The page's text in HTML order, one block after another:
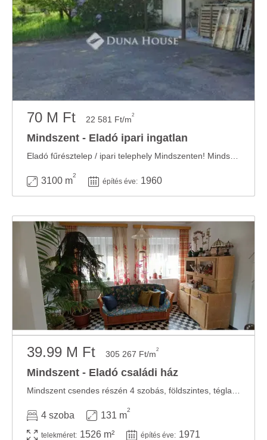
70 M Ft 22 581 Ft/m2
Mindszent - Eladó ipari ingatlan
3100 m
2
építés éve: 1960
39.99 M Ft 305 267 Ft/m2
Mindszent - Eladó családi ház
4 szoba 131 m
2
telekméret: 1526 m² építés éve: 1971